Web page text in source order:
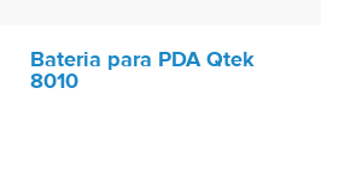
Bateria para PDA Qtek
8010